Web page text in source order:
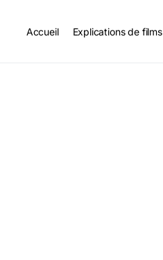
Accueil Explications de films